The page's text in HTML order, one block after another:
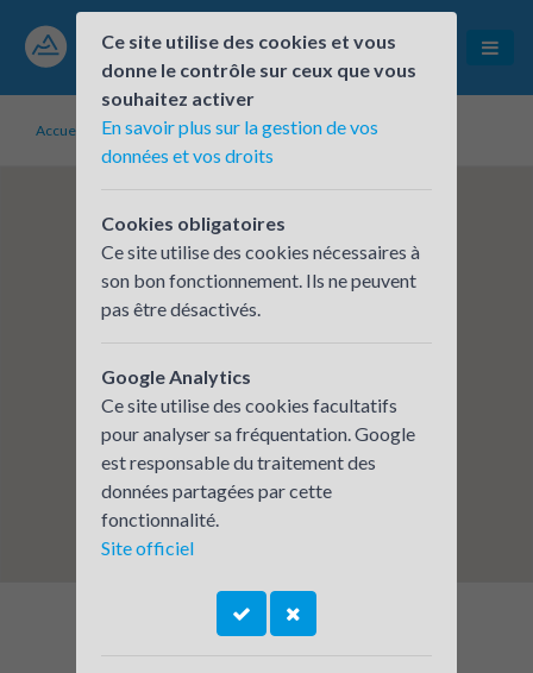
Accueil Établissements inscrits BPAURA - BELLERIVE
Ce site utilise des cookies et vous
donne le contrôle sur ceux que vous
souhaitez activer
En savoir plus sur la gestion de vos
données et vos droits
Cookies obligatoires
Ce site utilise des cookies nécessaires à
son bon fonctionnement. Ils ne peuvent
pas être désactivés.
Google Analytics
Ce site utilise des cookies facultatifs
pour analyser sa fréquentation. Google
est responsable du traitement des
données partagées par cette
fonctionnalité.
Site officiel